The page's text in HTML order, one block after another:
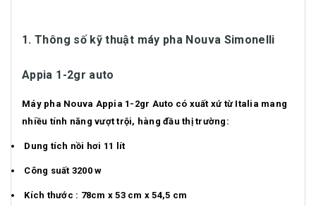
1. Thông số kỹ thuật máy pha Nouva Simonelli
Appia 1-2gr auto
Máy pha Nouva Appia 1-2gr Auto có xuất xứ từ Italia mang
nhiều tính năng vượt trội, hàng đầu thị trường:
Dung tích nồi hơi 11 lít
Công suất 3200 w
Kích thước : 78cm x 53 cm x 54,5 cm